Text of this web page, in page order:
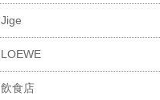
Jige
LOEWE
飲食店